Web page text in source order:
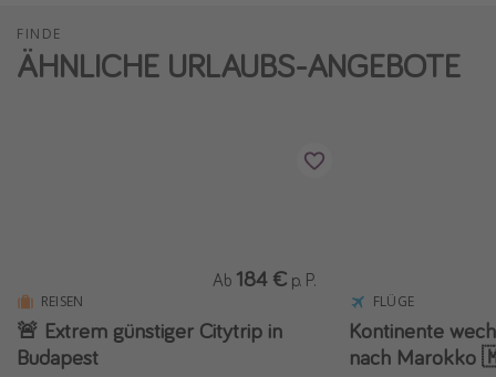
FINDE
ÄHNLICHE URLAUBS-ANGEBOTE
REISEN
🚨 Extrem günstiger Citytrip in
Budapest
Ab 184 € p. P.
FLÜGE
Kontinente
nach